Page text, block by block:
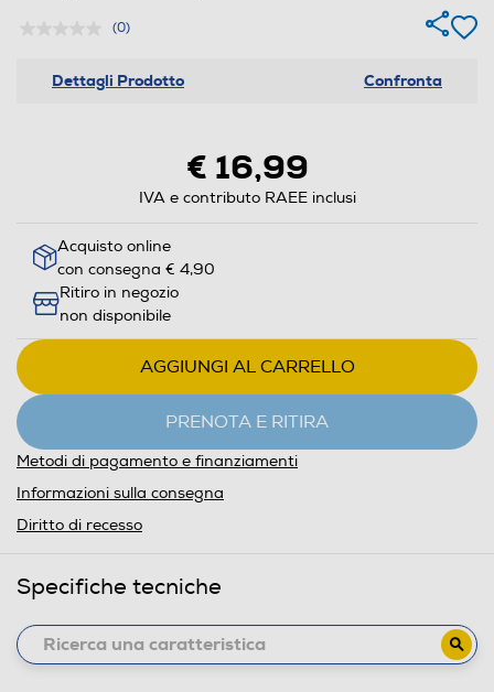
(0)
Dettagli Prodotto Confronta
€ 16,99
IVA e contributo RAEE inclusi
Acquisto online
con consegna € 4,90
Ritiro in negozio
non disponibile
AGGIUNGI AL CARRELLO
PRENOTA E RITIRA
Metodi di pagamento e finanziamenti
Informazioni sulla consegna
Diritto di recesso
Specifiche tecniche